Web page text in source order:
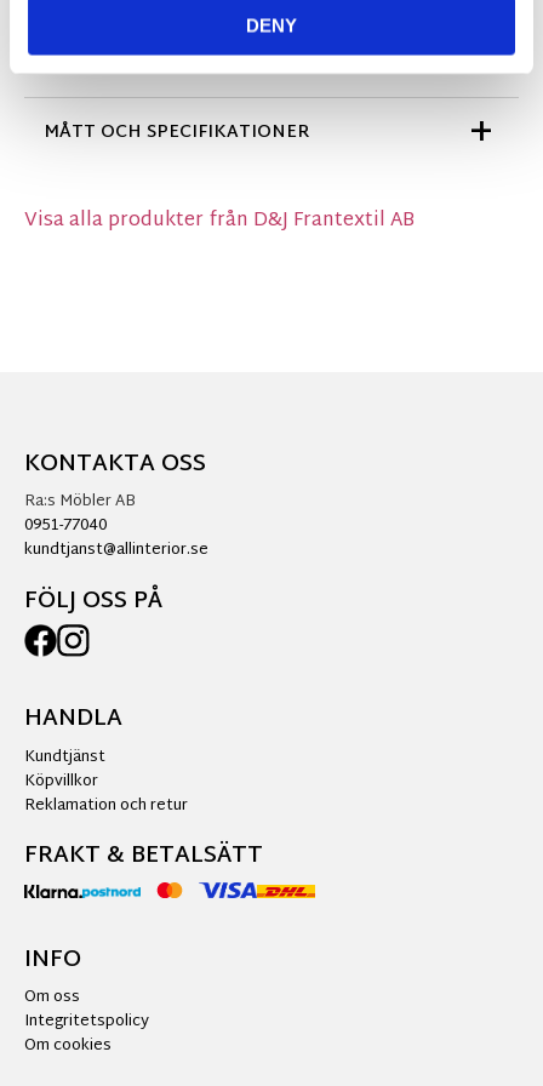
DENY
fairtrade-certifierad bomull som bidrar till bättre
villkor för både odlare och anställda.
MÅTT OCH SPECIFIKATIONER
Visa alla produkter från D&J Frantextil AB
KONTAKTA OSS
Ra:s Möbler AB
0951-77040
kundtjanst@allinterior.se
FÖLJ OSS PÅ
HANDLA
Kundtjänst
Köpvillkor
Reklamation och retur
FRAKT & BETALSÄTT
INFO
Om oss
Integritetspolicy
Om cookies